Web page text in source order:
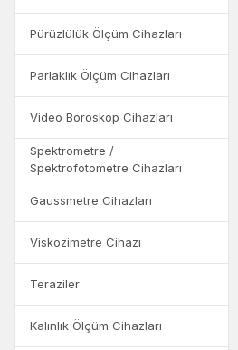
Pürüzlülük Ölçüm Cihazları
Parlaklık Ölçüm Cihazları
Video Boroskop Cihazları
Spektrometre /
Spektrofotometre Cihazları
Gaussmetre Cihazları
Viskozimetre Cihazı
Teraziler
Kalınlık Ölçüm Cihazları